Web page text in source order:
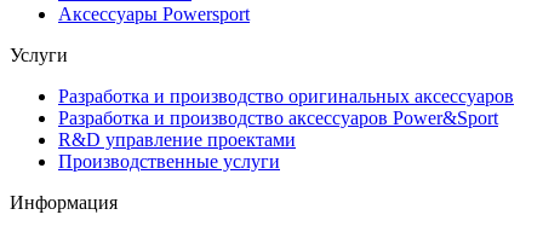
Аксессуары Powersport
Услуги
Разработка и производство оригинальных аксессуаров
Разработка и производство аксессуаров Power&Sport
R&D управление проектами
Производственные услуги
Информация